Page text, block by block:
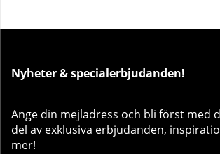
Nyheter & specialerbjudanden!
Ange din mejladress och bli först med
del av exklusiva erbjudanden,
mer!